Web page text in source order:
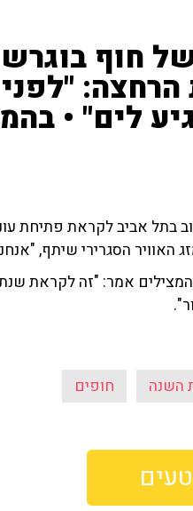
חוף
לים" •
בתל אביב לקראת פתיחת
האוויר הסגרירי שיתף,
אמר: "זה לקראת
השנה חופים